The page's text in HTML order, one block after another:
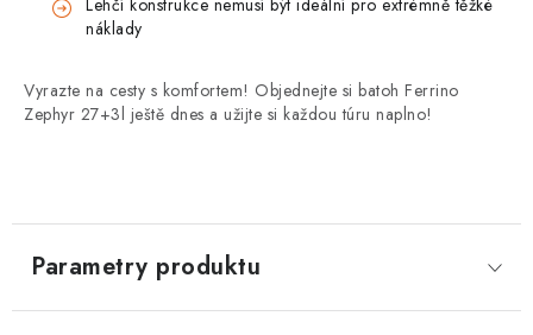
Lehčí konstrukce nemusí být ideální pro extrémně těžké
náklady
Vyrazte na cesty s komfortem! Objednejte si batoh Ferrino
Zephyr 27+3l ještě dnes a užijte si každou túru naplno!
Parametry produktu